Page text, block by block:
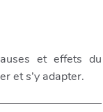
et effets du
et s’y adapter.